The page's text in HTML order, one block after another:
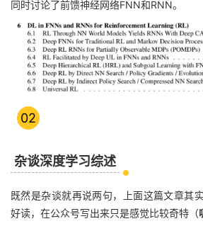
同时讨论了前馈神经网络FNN和RNN。
02
杂谈深度学习综述
既然是杂谈就再说两句，上面这篇文章其
好读，在公众号写出来只是感觉比较奇特（